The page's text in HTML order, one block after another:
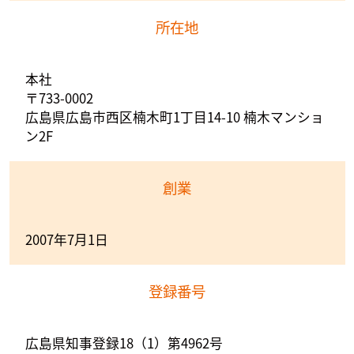
所在地
本社
〒733-0002
広島県広島市西区楠木町1丁目14-10 楠木マンショ
ン2F
創業
2007年7月1日
登録番号
広島県知事登録18（1）第4962号